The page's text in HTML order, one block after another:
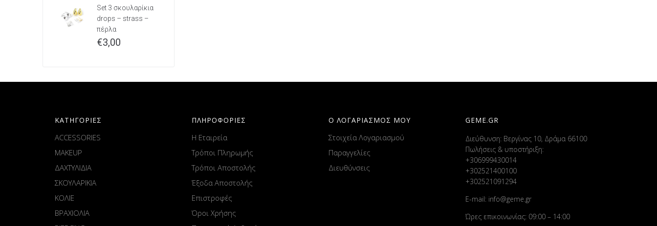
Set 3 σκουλαρίκια
drops – strass –
πέρλα
€3,00
ΚΑΤΗΓΟΡΙΕΣ
ACCESSORIES
MAKEUP
ΔΑΧΤΥΛΙΔΙΑ
ΣΚΟΥΛΑΡΙΚΙΑ
ΚΟΛΙΕ
ΒΡΑΧΙΟΛΙΑ
ΠΛΗΡΟΦΟΡΙΕΣ
Η Εταιρεία
Τρόποι Πληρωμής
Τρόποι Αποστολής
Έξοδα Αποστολής
Επιστροφές
Όροι Χρήσης
Ο ΛΟΓΑΡΙΑΣΜΟΣ ΜΟΥ
Στοιχεία Λογαριασμού
Παραγγελίες
Διευθύνσεις
GEME.GR
Διεύθυνση: Βεργίνας 10, Δράμα 66100
Πωλήσεις & υποστήριξη:
+306999430014
+302521400100
+302521091294
E-mail: info@geme.gr
Ώρες επικοινωνίας: 09:00 – 14:00